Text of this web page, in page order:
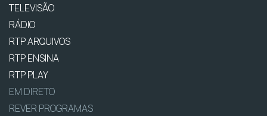
TELEVISÃO
RÁDIO
RTP ARQUIVOS
RTP ENSINA
RTP PLAY
EM DIRETO
REVER PROGRAMAS